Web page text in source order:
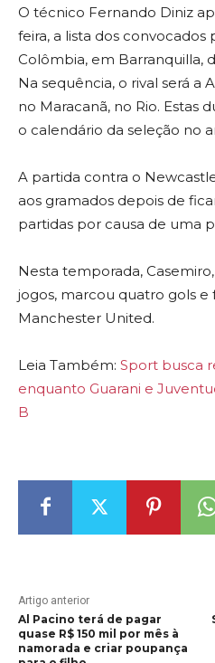
O técnico Fernando Diniz
feira, a lista dos convocados
Colômbia, em Barranquilla,
Na sequência, o rival será a
no Maracanã, no Rio. Estas
o calendário da seleção no
A partida contra o
aos gramados depois de
partidas por causa de uma
Nesta temporada,
jogos, marcou quatro gols e
Manchester United.
Leia Também: Sport busca
enquanto Guarani e
B
Artigo anterior
Al Pacino terá de pagar
quase R$ 150 mil por mês à
namorada e criar poupança